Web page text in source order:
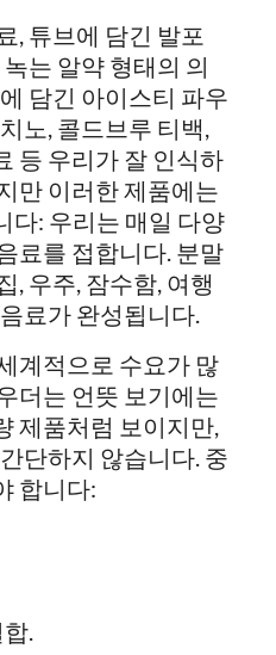
, 튜브에 담긴 발포
는 알약 형태의 의
담긴 아이스티 파우
노, 콜드브루 티백,
등 우리가 잘 인식하
만 이러한 제품에는
다: 우리는 매일 다양
료를 접합니다. 분말
, 우주, 잠수함, 여행
료가 완성됩니다.
계적으로 수요가 많
더는 언뜻 보기에는
제품처럼 보이지만,
단하지 않습니다. 중
합니다:
.